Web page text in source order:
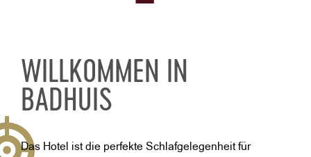
WILLKOMMEN IN
BADHUIS
Das Hotel ist die perfekte Schlafgelegenheit für